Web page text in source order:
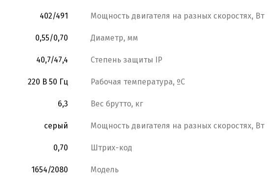
402/491 Мощность двигателя на разных скоростях, Вт
0,55/0,70 Диаметр, мм
40,7/47,4 Степень защиты IP
220 В 50 Гц Рабочая температура, ºС
6,3 Вес брутто, кг
серый Мощность двигателя на разных скоростях, Вт
0,70 Штрих-код
1654/2080 Модель